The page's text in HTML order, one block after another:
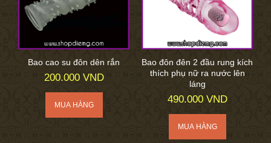
Bao cao su đôn dên rắn
200.000 VND
Bao đôn đên 2 đầu rung kích
thích phụ nữ ra nước lên
láng
490.000 VND